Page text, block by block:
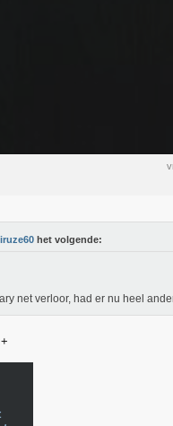
het volgende:
net verloor, had er nu heel